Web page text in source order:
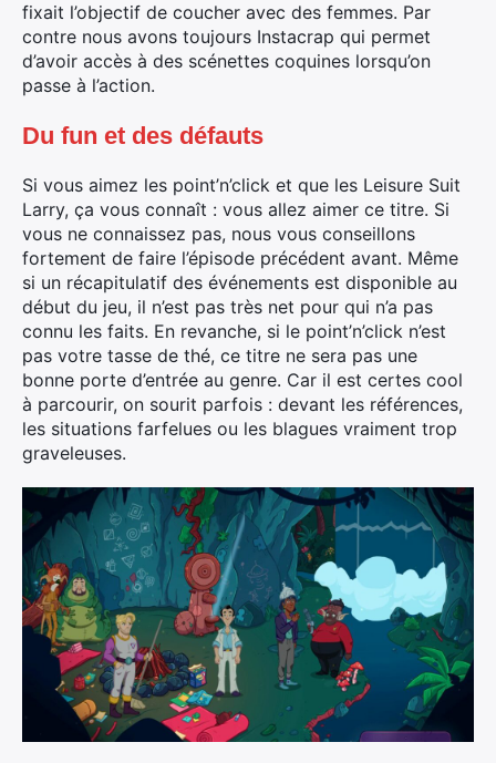
fixait l’objectif de coucher avec des femmes. Par
contre nous avons toujours Instacrap qui permet
d’avoir accès à des scénettes coquines lorsqu’on
passe à l’action.
Du fun et des défauts
Si vous aimez les point’n’click et que les Leisure Suit
Larry, ça vous connaît : vous allez aimer ce titre. Si
vous ne connaissez pas, nous vous conseillons
fortement de faire l’épisode précédent avant. Même
si un récapitulatif des événements est disponible au
début du jeu, il n’est pas très net pour qui n’a pas
connu les faits. En revanche, si le point’n’click n’est
pas votre tasse de thé, ce titre ne sera pas une
bonne porte d’entrée au genre. Car il est certes cool
à parcourir, on sourit parfois : devant les références,
les situations farfelues ou les blagues vraiment trop
graveleuses.
×
Rechercher